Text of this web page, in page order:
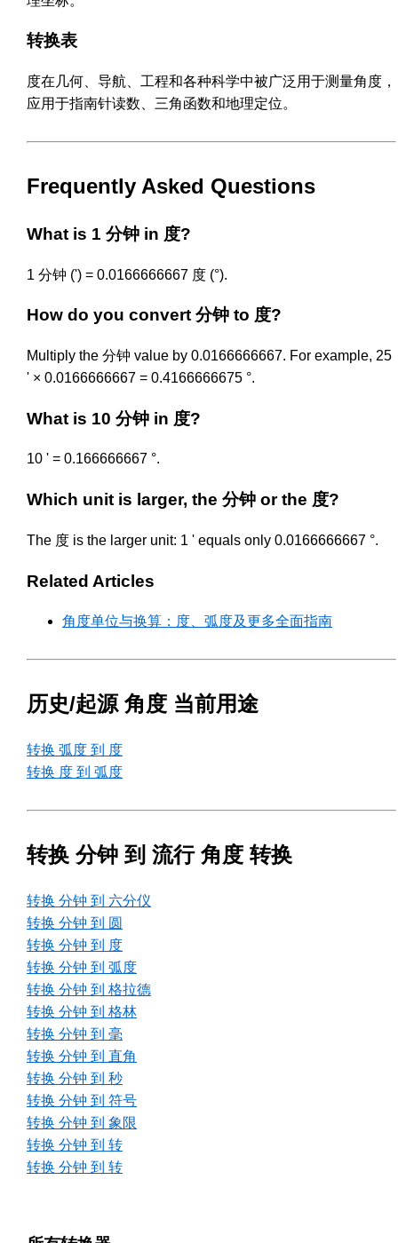
转换表
度在几何、导航、工程和各种科学中被广泛用于测量角度，
应用于指南针读数、三角函数和地理定位。
Frequently Asked Questions
What is 1 分钟 in 度?
1 分钟 (') = 0.0166666667 度 (°).
How do you convert 分钟 to 度?
Multiply the 分钟 value by 0.0166666667. For example, 25
' × 0.0166666667 = 0.4166666675 °.
What is 10 分钟 in 度?
10 ' = 0.166666667 °.
Which unit is larger, the 分钟 or the 度?
The 度 is the larger unit: 1 ' equals only 0.0166666667 °.
Related Articles
角度单位与换算：度、弧度及更多全面指南
历史/起源 角度 当前用途
转换 弧度 到 度
转换 度 到 弧度
转换 分钟 到 流行 角度 转换
转换 分钟 到 六分仪
转换 分钟 到 圆
转换 分钟 到 度
转换 分钟 到 弧度
转换 分钟 到 格拉德
转换 分钟 到 格林
转换 分钟 到 毫
转换 分钟 到 直角
转换 分钟 到 秒
转换 分钟 到 符号
转换 分钟 到 象限
转换 分钟 到 转
转换 分钟 到 转